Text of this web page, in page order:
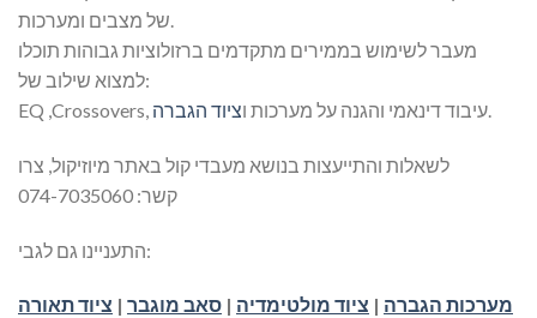
של מצבים ומערכות.
מעבר לשימוש בממירים מתקדמים ברזולוציות גבוהות תוכלו
למצוא שילוב של:
EQ ,Crossovers, עיבוד דינאמי והגנה על מערכות וציוד הגברה .
לשאלות והתייעצות בנושא מעבדי קול באתר מיוזיקול, צרו
קשר: 074-7035060
התעניינו גם לגבי:
מערכות הגברה | ציוד מולטימדיה | סאב מוגבר | ציוד תאורה